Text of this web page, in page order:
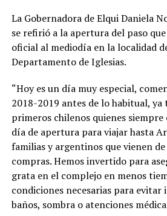
La Gobernadora de Elqui Daniela
se refirió a la apertura del paso
oficial al mediodía en la localidad
Departamento de Iglesias.
“Hoy es un día muy especial,
2018-2019 antes de lo habitual, ya
primeros chilenos quienes
día de apertura para viajar hasta
familias y argentinos que vienen de
compras. Hemos invertido para
grata en el complejo en menos
condiciones necesarias para
baños, sombra o atenciones